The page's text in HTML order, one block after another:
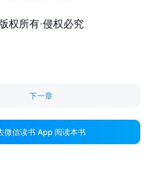
下一章
微信读书 App 阅读本书